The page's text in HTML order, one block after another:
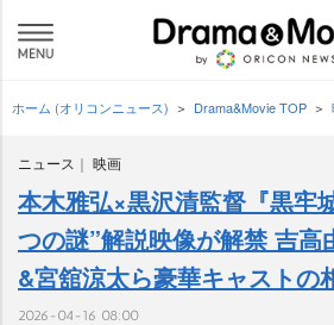
ホーム (オリコンニュース) Drama&Movie TOP
ニュース 映画
本木雅弘×黒沢清監督『黒牢
つの謎”解説映像が解禁 吉高
&宮舘涼太ら豪華キャストの
2026-04-16 08:00